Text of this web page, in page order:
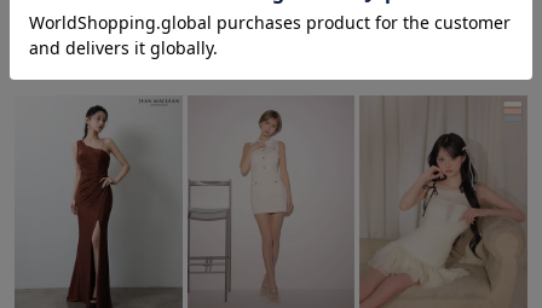
RECOMMEND
この商品を見た人は